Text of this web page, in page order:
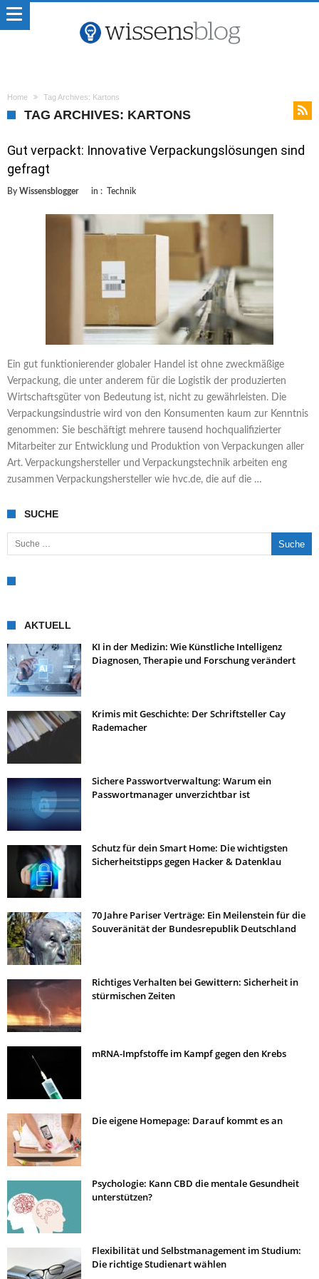
Home Tag Archives: Kartons
TAG ARCHIVES: KARTONS
Gut verpackt: Innovative Verpackungslösungen sind
gefragt
By Wissensblogger in : Technik
Ein gut funktionierender globaler Handel ist ohne zweckmäßige
Verpackung, die unter anderem für die Logistik der produzierten
Wirtschaftsgüter von Bedeutung ist, nicht zu gewährleisten. Die
Verpackungsindustrie wird von den Konsumenten kaum zur Kenntnis
genommen: Sie beschäftigt mehrere tausend hochqualifizierter
Mitarbeiter zur Entwicklung und Produktion von Verpackungen aller
Art. Verpackungshersteller und Verpackungstechnik arbeiten eng
zusammen Verpackungshersteller wie hvc.de, die auf die …
SUCHE
Suche nach:
AKTUELL
KI in der Medizin: Wie Künstliche Intelligenz
Diagnosen, Therapie und Forschung verändert
Krimis mit Geschichte: Der Schriftsteller Cay
Rademacher
Sichere Passwortverwaltung: Warum ein
Passwortmanager unverzichtbar ist
Schutz für dein Smart Home: Die wichtigsten
Sicherheitstipps gegen Hacker & Datenklau
70 Jahre Pariser Verträge: Ein Meilenstein für die
Souveränität der Bundesrepublik Deutschland
Richtiges Verhalten bei Gewittern: Sicherheit in
stürmischen Zeiten
mRNA-Impfstoffe im Kampf gegen den Krebs
Die eigene Homepage: Darauf kommt es an
Psychologie: Kann CBD die mentale Gesundheit
unterstützen?
Flexibilität und Selbstmanagement im Studium:
Die richtige Studienart wählen